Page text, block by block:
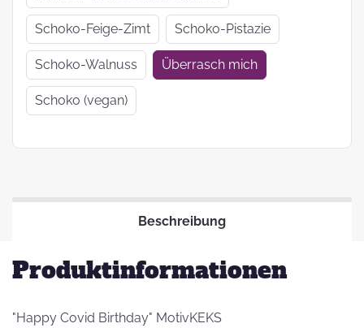
Schoko-Feige-Zimt Schoko-Pistazie
Schoko-Walnuss Überrasch mich
Schoko (vegan)
Beschreibung
Produktinformationen
"Happy Covid Birthday" MotivKEKS